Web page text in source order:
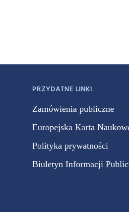
PRZYDATNE LINKI
Zamówienia publiczne
Europejska Karta
Polityka prywatności
Biuletyn Informacji